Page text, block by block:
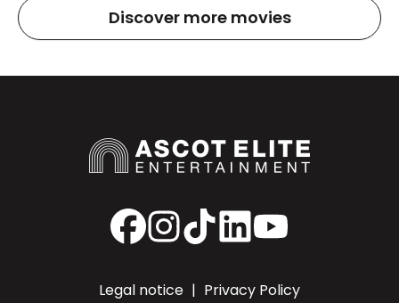
Discover more movies
Facebook
Instagram
TikTokLinkedInYouTube
Legal notice | Privacy Policy